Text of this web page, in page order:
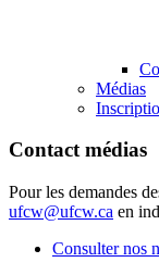
Médias
Contact médias
Pour les demandes
ufcw@ufcw.ca en
Consulter nos